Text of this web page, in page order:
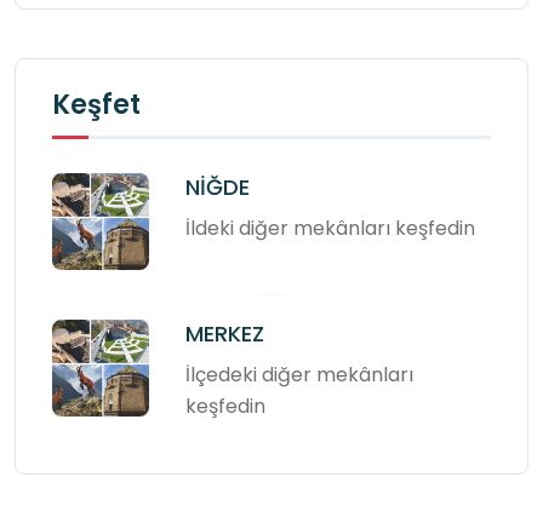
Keşfet
NİĞDE
İldeki diğer mekânları keşfedin
MERKEZ
İlçedeki diğer mekânları
keşfedin